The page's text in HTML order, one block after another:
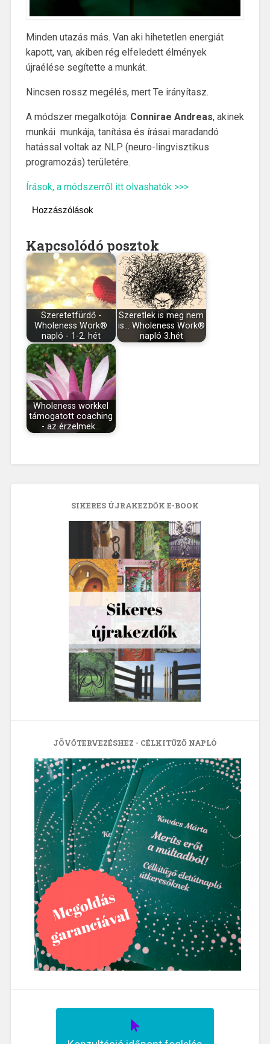
Minden utazás más. Van aki hihetetlen energiát
kapott, van, akiben rég elfeledett élmények
újraélése segítette a munkát.
Nincsen rossz megélés, mert Te irányítasz.
A módszer megalkotója: Connirae Andreas, akinek
munkái munkája, tanítása és írásai maradandó
hatással voltak az NLP (neuro-lingvisztikus
programozás) területére.
Írások, a módszerről itt olvashatók >>>
Hozzászólások
Kapcsolódó posztok
Szeretetfürdő -
Wholeness Work®
napló - 1-2. hét
Szeretlek is meg nem
is… Wholeness Work®
napló 3.hét
Wholeness workkel
támogatott coaching
- az érzelmek…
SIKERES ÚJRAKEZDŐK E-BOOK
JÖVŐTERVEZÉSHEZ - CÉLKITŰZŐ NAPLÓ